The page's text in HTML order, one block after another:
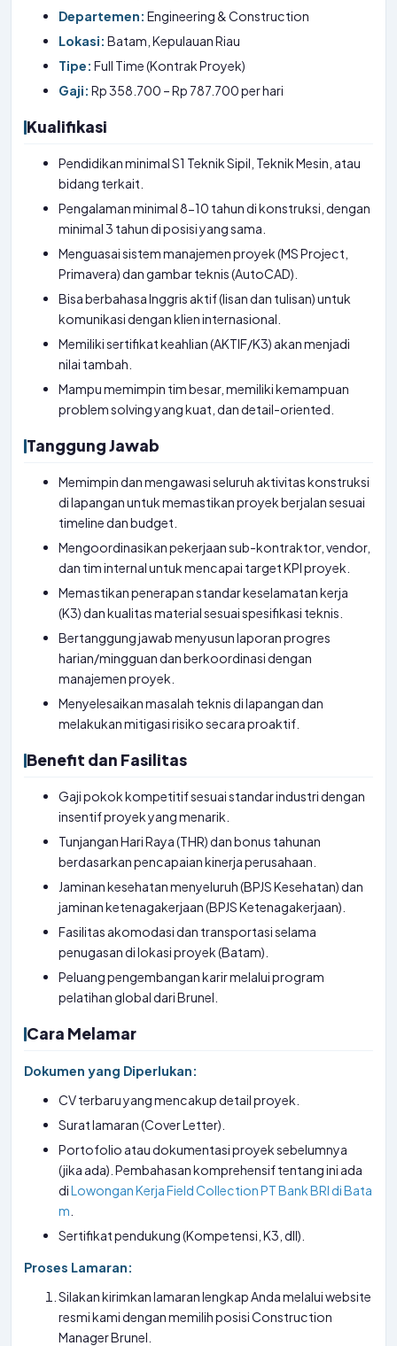
Departemen: Engineering & Construction
Lokasi: Batam, Kepulauan Riau
Tipe: Full Time (Kontrak Proyek)
Gaji: Rp 358.700 – Rp 787.700 per hari
Kualifikasi
Pendidikan minimal S1 Teknik Sipil, Teknik Mesin, atau
bidang terkait.
Pengalaman minimal 8-10 tahun di konstruksi, dengan
minimal 3 tahun di posisi yang sama.
Menguasai sistem manajemen proyek (MS Project,
Primavera) dan gambar teknis (AutoCAD).
Bisa berbahasa Inggris aktif (lisan dan tulisan) untuk
komunikasi dengan klien internasional.
Memiliki sertifikat keahlian (AKTIF/K3) akan menjadi
nilai tambah.
Mampu memimpin tim besar, memiliki kemampuan
problem solving yang kuat, dan detail-oriented.
Tanggung Jawab
Memimpin dan mengawasi seluruh aktivitas konstruksi
di lapangan untuk memastikan proyek berjalan sesuai
timeline dan budget.
Mengoordinasikan pekerjaan sub-kontraktor, vendor,
dan tim internal untuk mencapai target KPI proyek.
Memastikan penerapan standar keselamatan kerja
(K3) dan kualitas material sesuai spesifikasi teknis.
Bertanggung jawab menyusun laporan progres
harian/mingguan dan berkoordinasi dengan
manajemen proyek.
Menyelesaikan masalah teknis di lapangan dan
melakukan mitigasi risiko secara proaktif.
Benefit dan Fasilitas
Gaji pokok kompetitif sesuai standar industri dengan
insentif proyek yang menarik.
Tunjangan Hari Raya (THR) dan bonus tahunan
berdasarkan pencapaian kinerja perusahaan.
Jaminan kesehatan menyeluruh (BPJS Kesehatan) dan
jaminan ketenagakerjaan (BPJS Ketenagakerjaan).
Fasilitas akomodasi dan transportasi selama
penugasan di lokasi proyek (Batam).
Peluang pengembangan karir melalui program
pelatihan global dari Brunel.
Cara Melamar
Dokumen yang Diperlukan:
CV terbaru yang mencakup detail proyek.
Surat lamaran (Cover Letter).
Portofolio atau dokumentasi proyek sebelumnya
(jika ada). Pembahasan komprehensif tentang ini ada
diLowongan Kerja Field Collection PT Bank BRI di Bata
m
Sertifikat pendukung (Kompetensi, K3, dll).
Proses Lamaran:
Silakan kirimkan lamaran lengkap Anda melalui website
resmi kami dengan memilih posisi Construction
Manager Brunel.